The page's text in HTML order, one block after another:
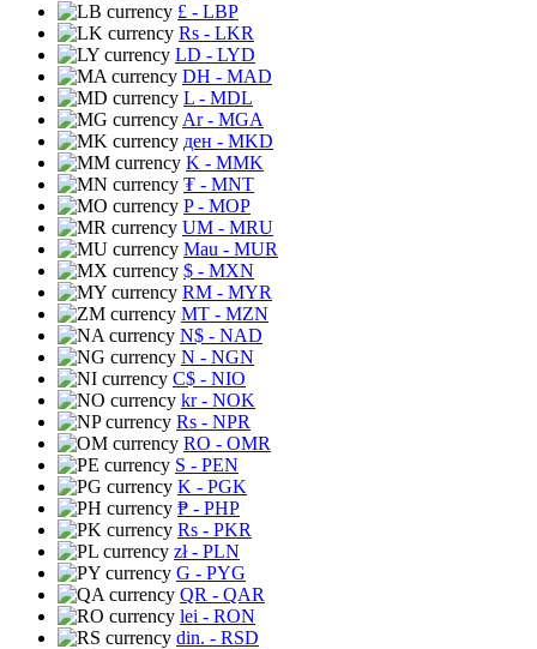
£ - LBP
Rs - LKR
LD - LYD
DH - MAD
L - MDL
Ar- MGA
ден - MKD
K - MMK
₮ - MNT
P- MOP
UM - MRU
Mau - MUR
$ - MXN
RM - MYR
MT - MZN
N$ - NAD
N - NGN
C$ - NIO
kr- NOK
Rs - NPR
RO - OMR
S - PEN
K - PGK
₱ - PHP
Rs - PKR
zł- PLN
G - PYG
QR - QAR
lei - RON
din. - RSD